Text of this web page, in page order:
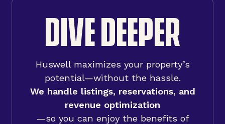
DIVE DEEPER
Huswell maximizes your property’s
potential—without the hassle.
We handle listings, reservations, and
revenue optimization
—so you can enjoy the benefits of